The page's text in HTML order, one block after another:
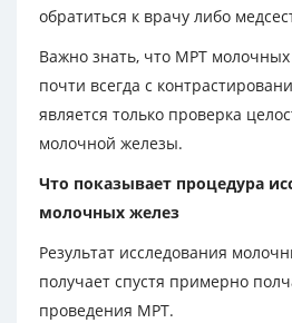
обратиться к врачу либо
Важно знать, что МРТ
почти всегда с
является только проверка
молочной железы.
Что показывает процедура
молочных желез
Результат исследования
получает спустя примерно
проведения МРТ.